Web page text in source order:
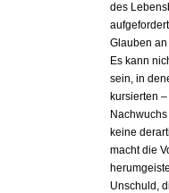
des
Glauben
Es kann
sein, in
kursierten
keine
macht die
Unschuld,